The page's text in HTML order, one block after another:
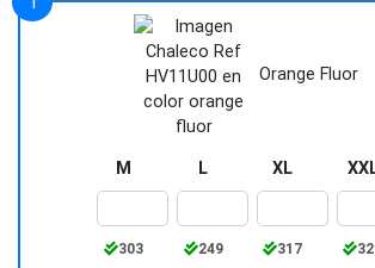
Orange Fluor
M
303
L
249
XL
317